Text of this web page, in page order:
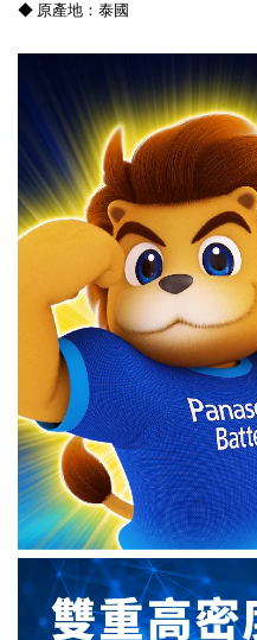
◆ 原產地：泰國